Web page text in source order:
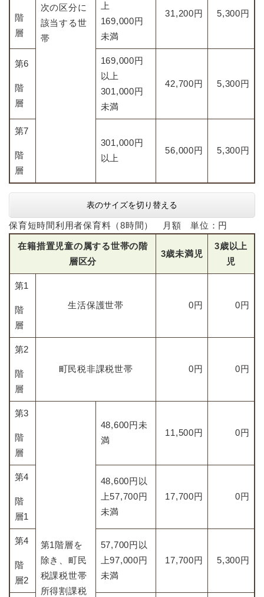
次の区分に
該当する世
帯
階
層
上
169,000円
未満
31,200円 5,300円
第6
階
層
169,000円
以上
301,000円
未満
42,700円 5,300円
第7
階
層
301,000円
以上
56,000円 5,300円
表のサイズを切り替える
保育短時間利用者保育料（8時間） 月額 単位：円
在籍措置児童の属する世帯の階
層区分
3歳未満児
3歳以上
児
第1
階
層
生活保護世帯 0円 0円
第2
階
層
町民税非課税世帯 0円 0円
第3
階
層
第1階層を
除き、町民
税課税世帯
所得割課税
48,600円未
満
11,500円 0円
第4
階
層1
48,600円以
上57,700円
未満
17,700円 0円
第4
階
層2
57,700円以
上97,000円
未満
17,700円 5,300円